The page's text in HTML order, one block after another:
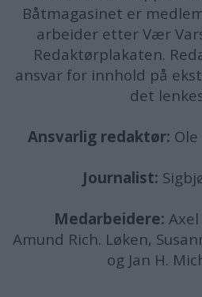
Båtmagasinet er
arbeider etter Vær
Redaktørplakaten.
ansvar for innhold på
det
Ansvarlig redaktør:
Journalist:
Medarbeidere:
Amund Rich. Løken,
og Jan H.